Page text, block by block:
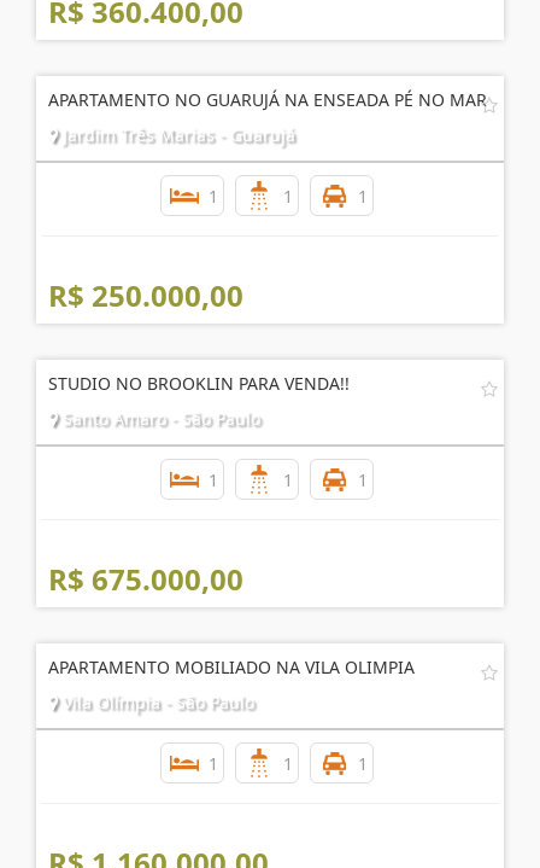
R$ 360.400,00
APARTAMENTO NO GUARUJÁ NA ENSEADA PÉ NO MAR
Jardim Três Marias - Guarujá
1 1 1
R$ 250.000,00
STUDIO NO BROOKLIN PARA VENDA!!
Santo Amaro - São Paulo
1 1 1
R$ 675.000,00
APARTAMENTO MOBILIADO NA VILA OLIMPIA
Vila Olímpia - São Paulo
1 1 1